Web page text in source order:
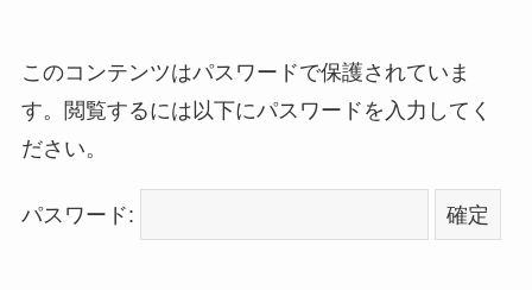
このコンテンツはパスワードで保護されていま
す。閲覧するには以下にパスワードを入力してく
ださい。
パスワード: